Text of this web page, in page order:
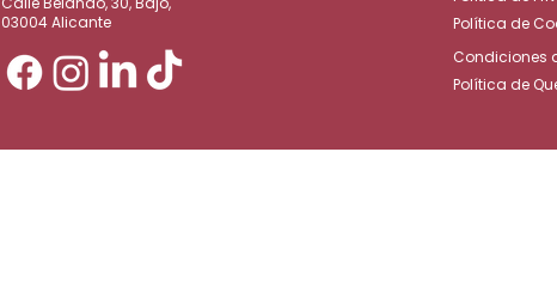
03004 Alicante
Política de
Condiciones
Política de